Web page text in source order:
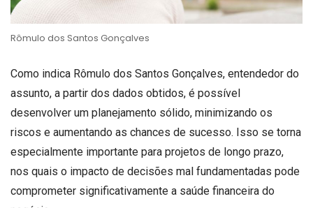
Rômulo dos Santos Gonçalves
Como indica Rômulo dos Santos Gonçalves, entendedor do
assunto, a partir dos dados obtidos, é possível
desenvolver um planejamento sólido, minimizando os
riscos e aumentando as chances de sucesso. Isso se torna
especialmente importante para projetos de longo prazo,
nos quais o impacto de decisões mal fundamentadas pode
comprometer significativamente a saúde financeira do